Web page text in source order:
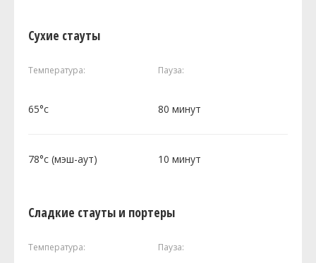
Сухие стауты
Температура: Пауза:
65°c 80 минут
78°c (мэш-аут) 10 минут
Сладкие стауты и портеры
Температура: Пауза: